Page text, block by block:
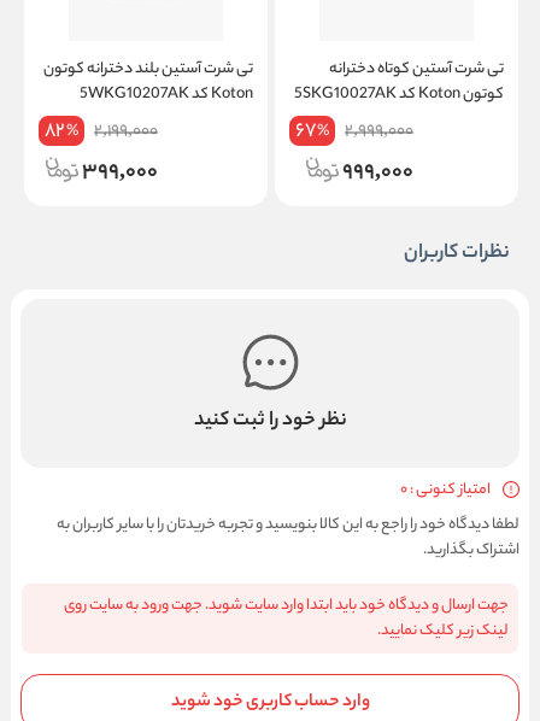
تی شرت آستین کوتاه دخترانه
کوتون Koton کد 5SKG10027AK
2,999,000
67%
999,000
تی شرت آستین بلند دخترانه کوتون
Koton کد 5WKG10207AK
2,199,000
82%
399,000
نظرات کاربران
نظر خود را ثبت کنید
امتیاز کنونی : 0
لطفا دیدگاه خود را راجع به این کالا بنویسید و تجربه خریدتان را با سایر کاربران به
اشتراک بگذارید.
جهت ارسال و دیدگاه خود باید ابتدا وارد سایت شوید. جهت ورود به سایت روی
لینک زیر کلیک نمایید.
وارد حساب کاربری خود شوید